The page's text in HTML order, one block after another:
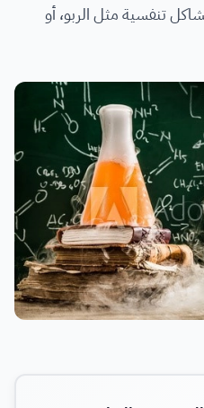
تنفسية مثل الربو، أو